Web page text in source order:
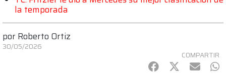
la temporada
por Roberto Ortiz
30/05/2026
COMPARTIR
Facebook
Twitter
mail